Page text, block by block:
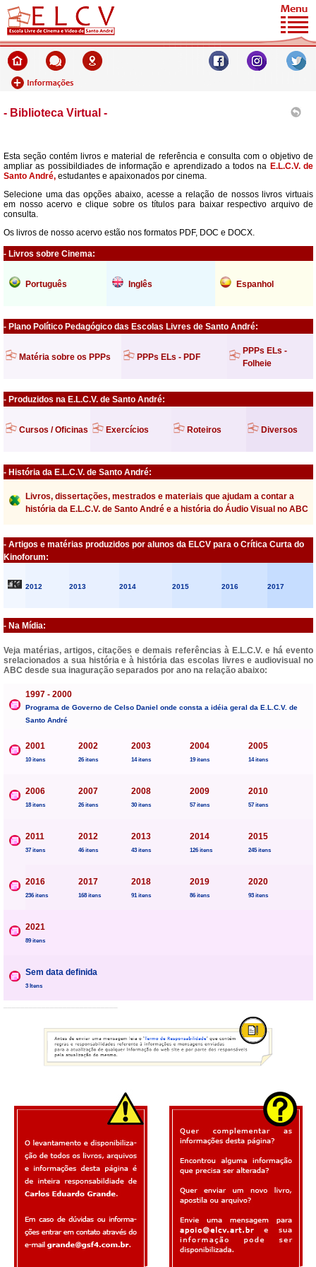
- Biblioteca Virtual -
Esta seção contém livros e material de referência e consulta com o objetivo de
ampliar as possibildiades de informação e aprendizado a todos na E.L.C.V. de
Santo André, estudantes e apaixonados por cinema.
Selecione uma das opções abaixo, acesse a relação de nossos livros virtuais
em nosso acervo e clique sobre os títulos para baixar respectivo arquivo de
consulta.
Os livros de nosso acervo estão nos formatos PDF, DOC e DOCX.
- Livros sobre Cinema:
Português Inglês Espanhol
- Plano Político Pedagógico das Escolas Livres de Santo André:
Matéria sobre os PPPs PPPs ELs - PDF
PPPs ELs -
Folheie
- Produzidos na E.L.C.V. de Santo André:
Cursos / Oficinas Exercícios Roteiros Diversos
- História da E.L.C.V. de Santo André:
Livros, dissertações, mestrados e materiais que ajudam a contar a
história da E.L.C.V. de Santo André e a história do Áudio Visual no ABC
- Artigos e matérias produzidos por alunos da ELCV para o Crítica Curta do
Kinoforum:
2012 2013 2014 2015 2016 2017
- Na Mídia:
Veja matérias, artigos, citações e demais referências à E.L.C.V. e há evento
srelacionados a sua história e à história das escolas livres e audiovisual no
ABC desde sua inaguração separados por ano na relação abaixo:
1997 - 2000
Programa de Governo de Celso Daniel onde consta a idéia geral da E.L.C.V. de
Santo André
2001
10 itens
2002
26 itens
2003
14 itens
2004
19 itens
2005
14 itens
2006
18 itens
2007
26 itens
2008
30 itens
2009
57 itens
2010
57 itens
2011
37 itens
2012
46 itens
2013
43 itens
2014
126 itens
2015
245 itens
2016
236 itens
2017
168 itens
2018
91 itens
2019
86 itens
2020
93 itens
2021
89 itens
Sem data definida
3 Itens